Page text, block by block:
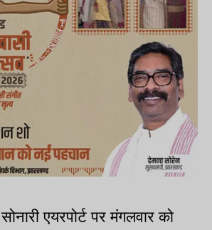
सोनारी एयरपोर्ट पर मंगलवार को